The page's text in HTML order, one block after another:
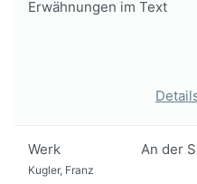
Erwähnungen im Text
Werk An der
Kugler, Franz